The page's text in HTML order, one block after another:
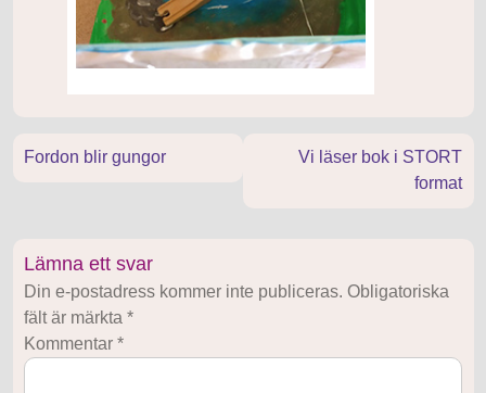
Inläggsnavigering
Fordon blir gungor
Vi läser bok i STORT
format
Lämna ett svar
Din e-postadress kommer inte publiceras. Obligatoriska
fält är märkta*
Kommentar*